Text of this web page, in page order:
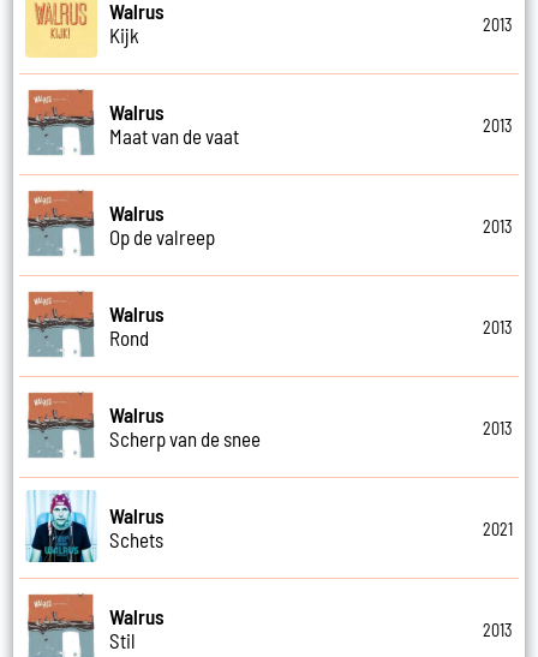
Walrus
Kijk
2013
Walrus
Maat van de vaat
2013
Walrus
Op de valreep
2013
Walrus
Rond
2013
Walrus
Scherp van de snee
2013
Walrus
Schets
2021
Walrus
Stil
2013